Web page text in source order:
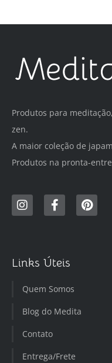
Produtos para
zen.
A maior coleção de
Produtos na pronta-
Links Úteis
Quem Somos
Blog do Medita
Contato
Entrega/Frete